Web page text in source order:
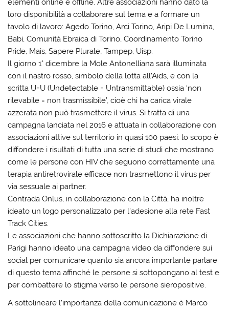
elementi online e offline. Altre associazioni hanno dato la
loro disponibilità a collaborare sul tema e a formare un
tavolo di lavoro: Agedo Torino, Arci Torino, Aripi De Lumina,
Babi, Comunità Ebraica di Torino, Coordinamento Torino
Pride, Mais, Sapere Plurale, Tampep, Uisp.
Il giorno 1° dicembre la Mole Antonelliana sarà illuminata
con il nastro rosso, simbolo della lotta all’Aids, e con la
scritta U=U (Undetectable = Untransmittable) ossia ‘non
rilevabile = non trasmissibile’, cioè chi ha carica virale
azzerata non può trasmettere il virus. Si tratta di una
campagna lanciata nel 2016 e attuata in collaborazione con
associazioni attive sul territorio in quasi 100 paesi: lo scopo è
diffondere i risultati di tutta una serie di studi che mostrano
come le persone con HIV che seguono correttamente una
terapia antiretrovirale efficace non trasmettono il virus per
via sessuale ai partner.
Contrada Onlus, in collaborazione con la Città, ha inoltre
ideato un logo personalizzato per l’adesione alla rete Fast
Track Cities.
Le associazioni che hanno sottoscritto la Dichiarazione di
Parigi hanno ideato una campagna video da diffondere sui
social per comunicare quanto sia ancora importante parlare
di questo tema affinché le persone si sottopongano al test e
per combattere lo stigma verso le persone sieropositive.
A sottolineare l’importanza della comunicazione è Marco